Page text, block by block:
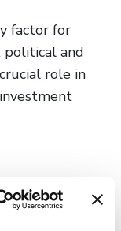
factor for
and
role in